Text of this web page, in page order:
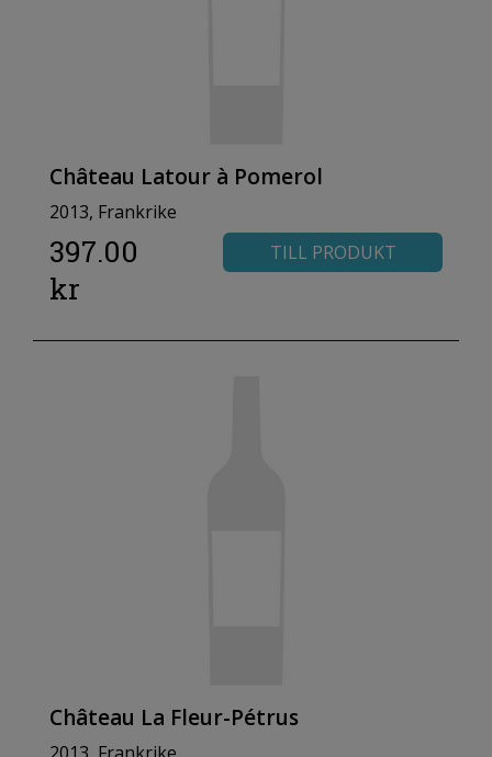
Château Latour à Pomerol
2013, Frankrike
397.00
kr
TILL PRODUKT
Château La Fleur-Pétrus